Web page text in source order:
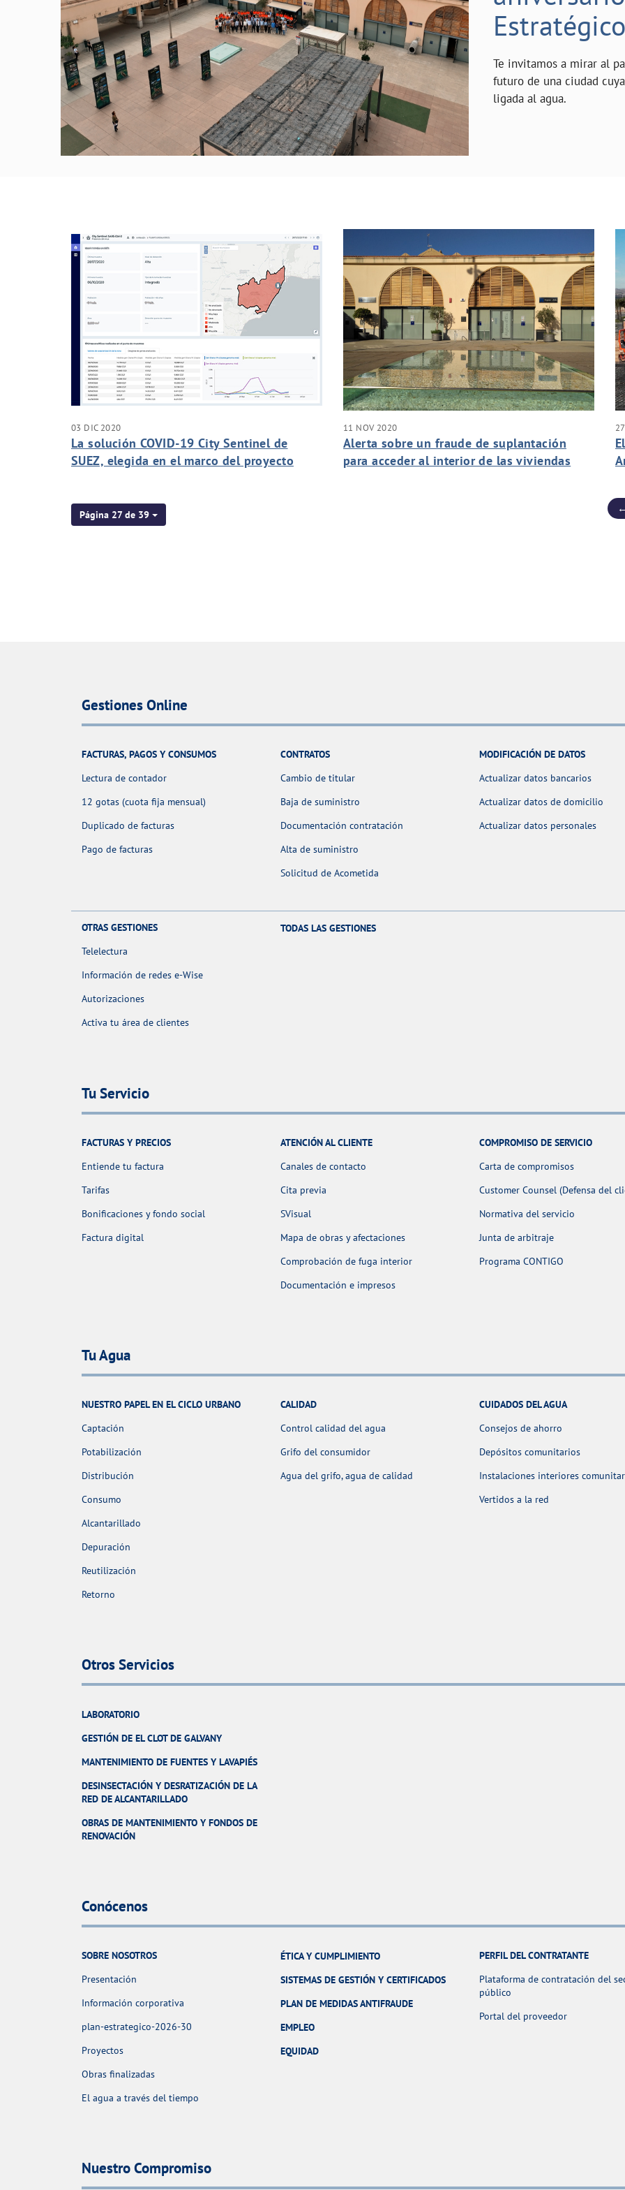
Te invitamos a mirar al
futuro de una ciudad
ligada al agua.
03 DIC 2020
La solución COVID-19 City Sentinel de
SUEZ, elegida en el marco del proyecto
11 NOV 2020
Alerta sobre un fraude de suplantación
para acceder al interior de las viviendas
Página 27 de 39
Gestiones Online
FACTURAS, PAGOS Y CONSUMOS
Lectura de contador
12 gotas (cuota fija mensual)
Duplicado de facturas
Pago de facturas
CONTRATOS
Cambio de titular
Baja de suministro
Documentación contratación
Alta de suministro
Solicitud de Acometida
MODIFICACIÓN DE DATOS
Actualizar datos bancarios
Actualizar datos de domicilio
Actualizar datos personales
OTRAS GESTIONES
Telelectura
Información de redes e-Wise
Autorizaciones
Activa tu área de clientes
TODAS LAS GESTIONES
Tu Servicio
FACTURAS Y PRECIOS
Entiende tu factura
Tarifas
Bonificaciones y fondo social
Factura digital
ATENCIÓN AL CLIENTE
Canales de contacto
Cita previa
SVisual
Mapa de obras y afectaciones
Comprobación de fuga interior
Documentación e impresos
COMPROMISO DE SERVICIO
Carta de compromisos
Customer Counsel (Defensa del
Normativa del servicio
Junta de arbitraje
Programa CONTIGO
Tu Agua
NUESTRO PAPEL EN EL CICLO URBANO
Captación
Potabilización
Distribución
Consumo
Alcantarillado
Depuración
Reutilización
Retorno
CALIDAD
Control calidad del agua
Grifo del consumidor
Agua del grifo, agua de calidad
CUIDADOS DEL AGUA
Consejos de ahorro
Depósitos comunitarios
Instalaciones interiores
Vertidos a la red
Otros Servicios
LABORATORIO
GESTIÓN DE EL CLOT DE GALVANY
MANTENIMIENTO DE FUENTES Y LAVAPIÉS
DESINSECTACIÓN Y DESRATIZACIÓN DE LA
RED DE ALCANTARILLADO
OBRAS DE MANTENIMIENTO Y FONDOS DE
RENOVACIÓN
Conócenos
SOBRE NOSOTROS
Presentación
Información corporativa
plan-estrategico-2026-30
Proyectos
Obras finalizadas
El agua a través del tiempo
ÉTICA Y CUMPLIMIENTO
SISTEMAS DE GESTIÓN Y CERTIFICADOS
PLAN DE MEDIDAS ANTIFRAUDE
EMPLEO
EQUIDAD
PERFIL DEL CONTRATANTE
Plataforma de contratación del
público
Portal del proveedor
Nuestro Compromiso